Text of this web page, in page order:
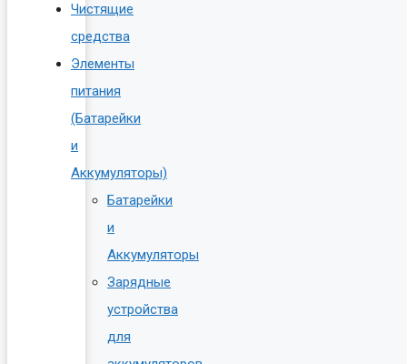
Чистящие
средства
Элементы
питания
(Батарейки
и
Аккумуляторы)
Батарейки
и
Аккумуляторы
Зарядные
устройства
для